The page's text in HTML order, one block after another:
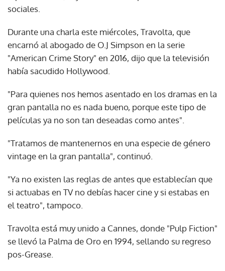
sociales.
Durante una charla este miércoles, Travolta, que
encarnó al abogado de O.J Simpson en la serie
"American Crime Story" en 2016, dijo que la televisión
había sacudido Hollywood.
"Para quienes nos hemos asentado en los dramas en la
gran pantalla no es nada bueno, porque este tipo de
películas ya no son tan deseadas como antes".
"Tratamos de mantenernos en una especie de género
vintage en la gran pantalla", continuó.
"Ya no existen las reglas de antes que establecían que
si actuabas en TV no debías hacer cine y si estabas en
el teatro", tampoco.
Travolta está muy unido a Cannes, donde "Pulp Fiction"
se llevó la Palma de Oro en 1994, sellando su regreso
pos-Grease.